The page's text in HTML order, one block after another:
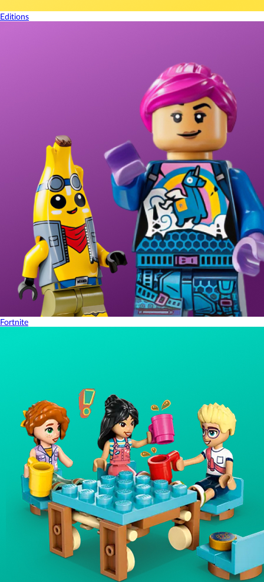
Editions
Fortnite